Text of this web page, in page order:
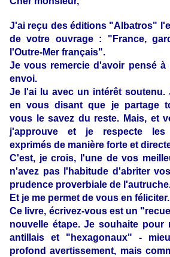
J'ai reçu des éditions "Albatros"
de votre ouvrage : "France,
l'Outre-Mer français".
Je vous remercie d'avoir pensé à
envoi.
Je l'ai lu avec un intérêt soutenu.
en vous disant que je partage
vous le savez du reste. Mais, et
j'approuve et je respecte les
exprimés de manière forte et
C'est, je crois, l'une de vos
n'avez pas l'habitude d'abriter
prudence proverbiale de
Et je me permet de vous en féliciter.
Ce livre, écrivez-vous est un
nouvelle étape. Je souhaite pour
antillais et "hexagonaux" -
profond avertissement, mais